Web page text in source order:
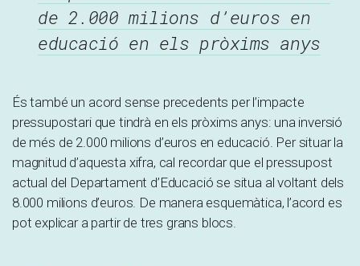
de 2.000 milions d’euros en
educació en els pròxims anys
És també un acord sense precedents per l’impacte
pressupostari que tindrà en els pròxims anys: una inversió
de més de 2.000 milions d’euros en educació. Per situar la
magnitud d’aquesta xifra, cal recordar que el pressupost
actual del Departament d’Educació se situa al voltant dels
8.000 milions d’euros. De manera esquemàtica, l’acord es
pot explicar a partir de tres grans blocs.